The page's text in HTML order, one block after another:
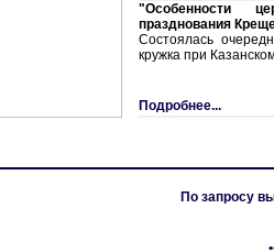
"Особенности
празднования
Состоялась
кружка при
Подробнее...
По запросу